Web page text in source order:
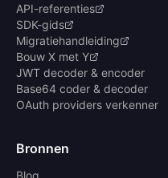
API-referenties
SDK-gids
Migratiehandleiding
Bouw X met Y
JWT decoder & encoder
Base64 coder & decoder
OAuth providers verkenner
Bronnen
Blog